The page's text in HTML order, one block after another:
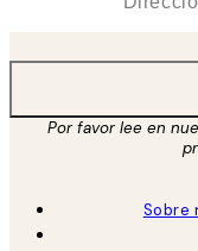
Por favor lee en
Sobre